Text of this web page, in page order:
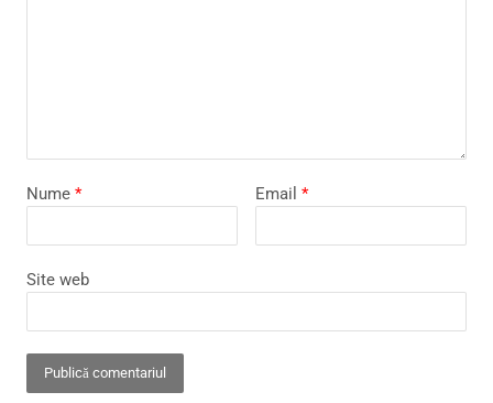
Nume * Email *
Site web